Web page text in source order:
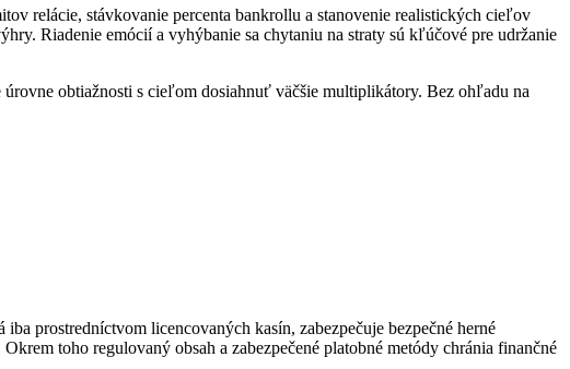
relácie, stávkovanie percenta bankrollu a stanovenie realistických cieľov
Riadenie emócií a vyhýbanie sa chytaniu na straty sú kľúčové pre udržanie
obtiažnosti s cieľom dosiahnuť väčšie multiplikátory. Bez ohľadu na
prostredníctvom licencovaných kasín, zabezpečuje bezpečné herné
toho regulovaný obsah a zabezpečené platobné metódy chránia finančné